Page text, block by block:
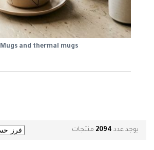
Mugs and thermal mugs
يوجد عدد 2094 منتجات